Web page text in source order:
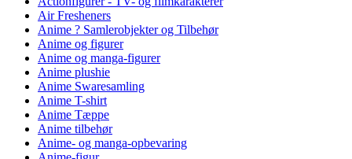
Air Fresheners
Anime ? Samlerobjekter og Tilbehør
Anime og figurer
Anime og manga-figurer
Anime plushie
Anime Swaresamling
Anime T-shirt
Anime Tæppe
Anime tilbehør
Anime- og manga-opbevaring